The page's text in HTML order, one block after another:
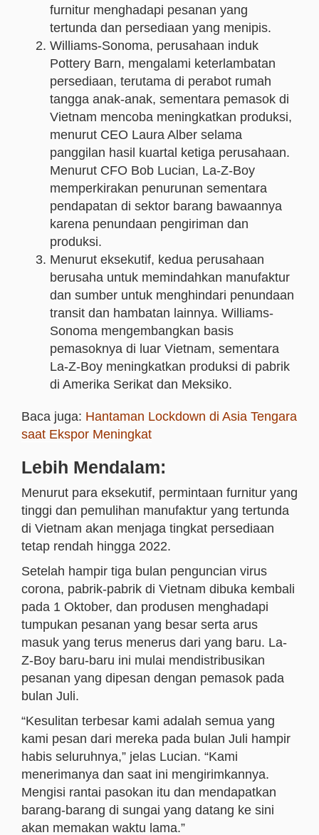
furnitur menghadapi pesanan yang
tertunda dan persediaan yang menipis.
Williams-Sonoma, perusahaan induk
Pottery Barn, mengalami keterlambatan
persediaan, terutama di perabot rumah
tangga anak-anak, sementara pemasok di
Vietnam mencoba meningkatkan produksi,
menurut CEO Laura Alber selama
panggilan hasil kuartal ketiga perusahaan.
Menurut CFO Bob Lucian, La-Z-Boy
memperkirakan penurunan sementara
pendapatan di sektor barang bawaannya
karena penundaan pengiriman dan
produksi.
Menurut eksekutif, kedua perusahaan
berusaha untuk memindahkan manufaktur
dan sumber untuk menghindari penundaan
transit dan hambatan lainnya. Williams-
Sonoma mengembangkan basis
pemasoknya di luar Vietnam, sementara
La-Z-Boy meningkatkan produksi di pabrik
di Amerika Serikat dan Meksiko.
Baca juga: Hantaman Lockdown di Asia Tengara
saat Ekspor Meningkat
Lebih Mendalam:
Menurut para eksekutif, permintaan furnitur yang
tinggi dan pemulihan manufaktur yang tertunda
di Vietnam akan menjaga tingkat persediaan
tetap rendah hingga 2022.
Setelah hampir tiga bulan penguncian virus
corona, pabrik-pabrik di Vietnam dibuka kembali
pada 1 Oktober, dan produsen menghadapi
tumpukan pesanan yang besar serta arus
masuk yang terus menerus dari yang baru. La-
Z-Boy baru-baru ini mulai mendistribusikan
pesanan yang dipesan dengan pemasok pada
bulan Juli.
“Kesulitan terbesar kami adalah semua yang
kami pesan dari mereka pada bulan Juli hampir
habis seluruhnya,” jelas Lucian. “Kami
menerimanya dan saat ini mengirimkannya.
Mengisi rantai pasokan itu dan mendapatkan
barang-barang di sungai yang datang ke sini
akan memakan waktu lama.”